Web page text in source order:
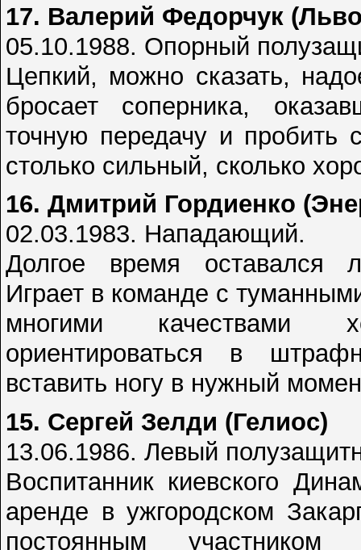
17. Валерий Федорчук
05.10.1988. Опорный
Цепкий, можно сказать,
бросает соперника,
точную передачу и пробить
столько сильный, сколько
16. Дмитрий Гордиенко
02.03.1983. Нападающий.
Долгое время оставался
Играет в команде с
многими качествами
ориентироваться в
вставить ногу в нужный
15. Сергей Зелди (Гелиос)
13.06.1986. Левый
Воспитанник киевского
аренде в ужгородском
постоянным